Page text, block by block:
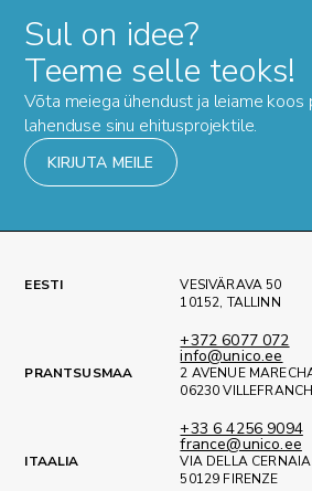
Sul on idee?
Teeme selle teoks!
Võta meiega ühendust ja leiame koos
lahenduse sinu ehitusprojektile.
KIRJUTA MEILE
EESTI
VESIVÄRAVA 50
10152, TALLINN
+372 6077 072
info@unico.ee
PRANTSUSMAA
2 AVENUE
06230
+33 6 4256 9094
france@unico.ee
ITAALIA
VIA DELLA
50129 FIRENZE